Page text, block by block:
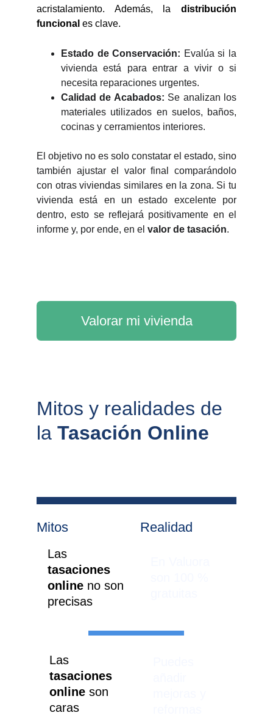
acristalamiento. Además, la distribución
funcional es clave.
Estado de Conservación: Evalúa si la
vivienda está para entrar a vivir o si
necesita reparaciones urgentes.
Calidad de Acabados: Se analizan los
materiales utilizados en suelos, baños,
cocinas y cerramientos interiores.
El objetivo no es solo constatar el estado, sino
también ajustar el valor final comparándolo
con otras viviendas similares en la zona. Si tu
vivienda está en un estado excelente por
dentro, esto se reflejará positivamente en el
informe y, por ende, en el valor de tasación.
Valorar mi vivienda
Mitos y realidades de
la Tasación Online
Mitos Realidad
Las
tasaciones
online no son
precisas
Las
tasaciones
online son
caras